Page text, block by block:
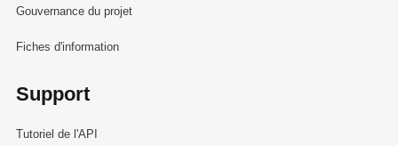
Gouvernance du projet
Fiches d'information
Support
Tutoriel de l'API